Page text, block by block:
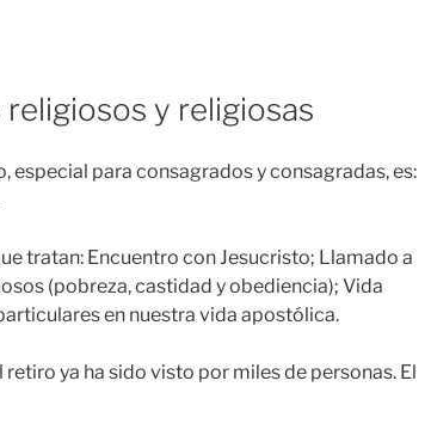
religiosos y religiosas
especial para consagrados y consagradas, es:
tratan: Encuentro con Jesucristo; Llamado a
(pobreza, castidad y obediencia); Vida
en nuestra vida apostólica.
retiro ya ha sido visto por miles de personas. El